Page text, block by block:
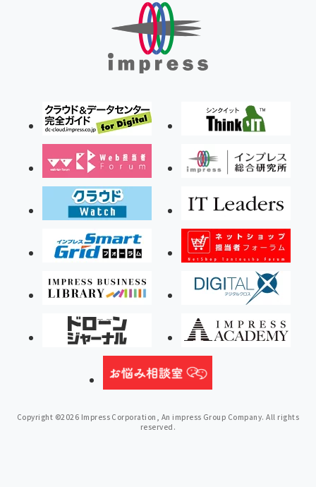
Copyright ©2026 Impress Corporation, An impress Group Company. All rights
reserved.